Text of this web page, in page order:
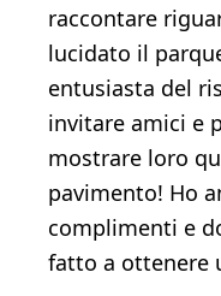
raccontare
lucidato il
entusiasta del
invitare amici e
mostrare loro
pavimento! Ho
complimenti e
fatto a ottenere